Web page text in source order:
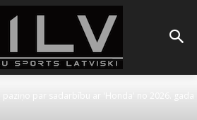
paziņo par sadarbību ar 'Honda' no 2026. gada